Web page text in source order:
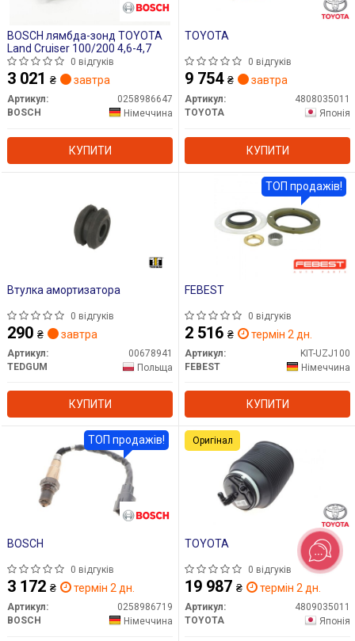
BOSCH лямбда-зонд TOYOTA
Land Cruiser 100/200 4,6-4,7
0 відгуків
3 021 ₴ завтра
Артикул:
0258986647
BOSCH
Німеччина
КУПИТИ
TOYOTA
0 відгуків
9 754 ₴ завтра
Артикул:
4808035011
TOYOTA
Японія
КУПИТИ
Втулка амортизатора
0 відгуків
290 ₴ завтра
Артикул:
00678941
TEDGUM
Польща
КУПИТИ
FEBEST
0 відгуків
2 516 ₴ термін 2 дн.
Артикул:
KIT-UZJ100
FEBEST
Німеччина
КУПИТИ
ТОП продажів!
BOSCH
0 відгуків
3 172 ₴ термін 2 дн.
Артикул:
0258986719
BOSCH
Німеччина
ТОП продажів!
TOYOTA
0 відгуків
19 987 ₴ термін 2 дн.
Артикул:
4809035011
TOYOTA
Японія
Оригінал